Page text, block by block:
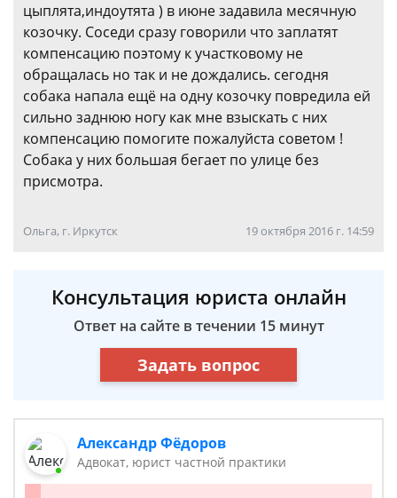
цыплята,индоутята ) в июне задавила месячную
козочку. Соседи сразу говорили что заплатят
компенсацию поэтому к участковому не
обращалась но так и не дождались. сегодня
собака напала ещё на одну козочку повредила ей
сильно заднюю ногу как мне взыскать с них
компенсацию помогите пожалуйста советом !
Собака у них большая бегает по улице без
присмотра.
Ольга, г. Иркутск 19 октября 2016 г. 14:59
Консультация юриста онлайн
Ответ на сайте в течении 15 минут
Задать вопрос
Александр Фёдоров
Адвокат, юрист частной практики